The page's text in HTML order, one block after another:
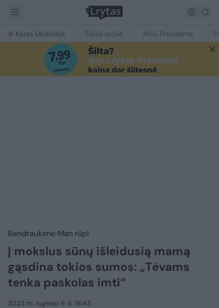
Karas Ukrainoje Žalioji erdvė Ačiū, Prezidente
Bendraukime Man rūpi
Į mokslus sūnų išleidusią mamą
gąsdina tokios sumos: „Tėvams
tenka paskolas imti“
2023 m. rugsėjo 6 d. 18:43